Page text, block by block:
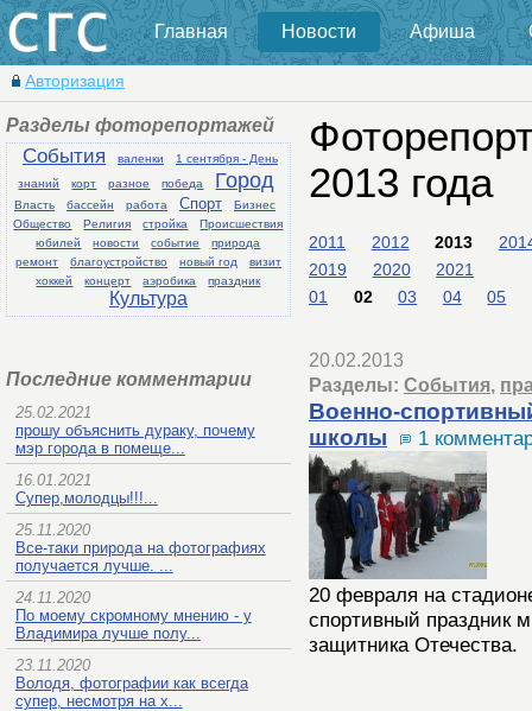
Главная Новости Афиша
Авторизация
Разделы фоторепортажей
События валенки
1 сентября - День
знаний
корт разное победа Город
Власть бассейн работа Спорт
Бизнес
Общество
Религия стройка
Происшествия
юбилей
новости событие
природа
ремонт
благоустройство новый год
визит
хоккей
концерт аэробика праздник
Культура
Последние комментарии
25.02.2021
прошу объяснить дураку, почему
мэр города в помеще...
16.01.2021
Супер,молодцы!!!...
25.11.2020
Все-таки природа на фотографиях
получается лучше. ...
24.11.2020
По моему скромному мнению - у
Владимира лучше полу...
23.11.2020
Володя, фотографии как всегда
супер, несмотря на х...
2013 года
2011 2012 2013
2019
2020
2021
01
02 03 04 05
20.02.2013
Разделы: События,
Военно-
школы
1
20 февраля на
спортивный праздник
защитника Отечества.